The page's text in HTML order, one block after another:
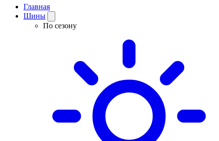
Главная
Шины
По сезону